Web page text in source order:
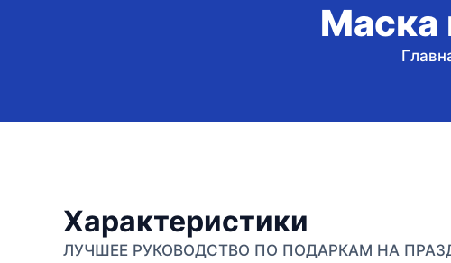
Маска
Характеристики
ЛУЧШЕЕ РУКОВОДСТВО ПО ПОДАРКАМ НА